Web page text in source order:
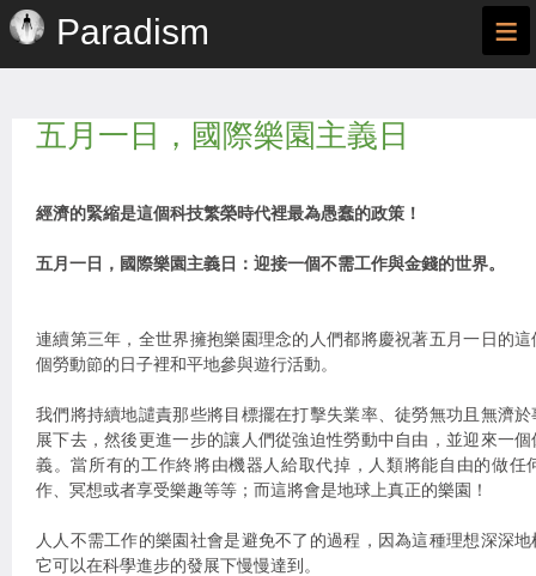
Paradism ≡
五月一日，國際樂園主義日
經濟的緊縮是這個科技繁榮時代裡最為愚蠢的政策！
五月一日，國際樂園主義日：迎接一個不需工作與金錢的世界。
連續第三年，全世界擁抱樂園理念的人們都將慶祝著五月一日的
個勞動節的日子裡和平地參與遊行活動。
我們將持續地譴責那些將目標擺在打擊失業率、徒勞無功且無濟
展下去，然後更進一步的讓人們從強迫性勞動中自由，並迎來一
義。當所有的工作終將由機器人給取代掉，人類將能自由的做任
作、冥想或者享受樂趣等等；而這將會是地球上真正的樂園！
人人不需工作的樂園社會是避免不了的過程，因為這種理想深深
它可以在科學進步的發展下慢慢達到。